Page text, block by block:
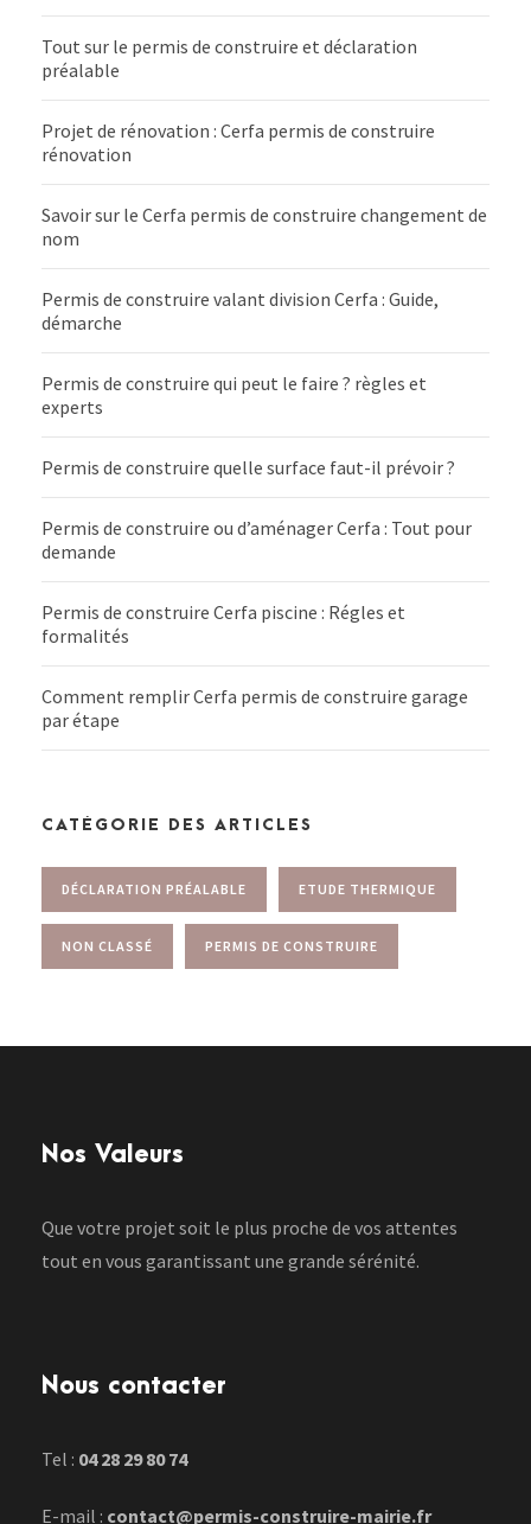
Tout sur le permis de construire et déclaration
préalable
Projet de rénovation : Cerfa permis de construire
rénovation
Savoir sur le Cerfa permis de construire changement de
nom
Permis de construire valant division Cerfa : Guide,
démarche
Permis de construire qui peut le faire ? règles et
experts
Permis de construire quelle surface faut-il prévoir ?
Permis de construire ou d’aménager Cerfa : Tout pour
demande
Permis de construire Cerfa piscine : Régles et
formalités
Comment remplir Cerfa permis de construire garage
par étape
CATÉGORIE DES ARTICLES
DÉCLARATION PRÉALABLE ETUDE THERMIQUE
NON CLASSÉ PERMIS DE CONSTRUIRE
Nos Valeurs
Que votre projet soit le plus proche de vos attentes
tout en vous garantissant une grande sérénité.
Nous contacter
Tel : 04 28 29 80 74
E-mail : contact@permis-construire-mairie.fr